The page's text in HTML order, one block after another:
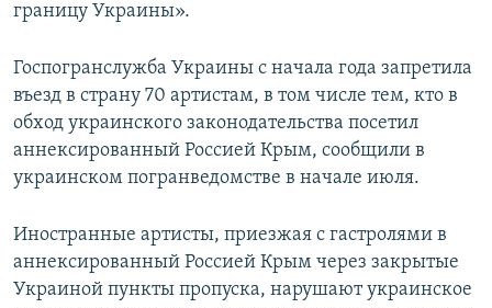
границу Украины».
Госпогранслужба Украины с начала года запретила
въезд в страну 70 артистам, в том числе тем, кто в
обход украинского законодательства посетил
аннексированный Россией Крым, сообщили в
украинском погранведомстве в начале июля.
Иностранные артисты, приезжая с гастролями в
аннексированный Россией Крым через закрытые
Украиной пункты пропуска, нарушают украинское